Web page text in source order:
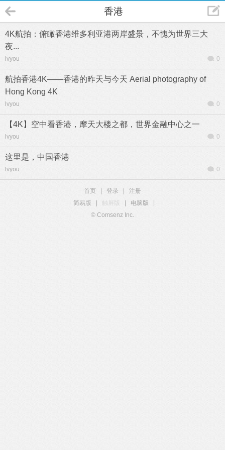
香港
4K航拍：俯瞰香港维多利亚港两岸盛景，不愧为世界三大
夜...
lvyou 0
航拍香港4K——香港的昨天与今天 Aerial photography of
Hong Kong 4K
lvyou 0
【4K】空中看香港，摩天大楼之都，世界金融中心之一
lvyou 0
这里是，中国香港
lvyou 0
首页 登录
注册
简易版
触屏版 电脑版
© Comsenz Inc.